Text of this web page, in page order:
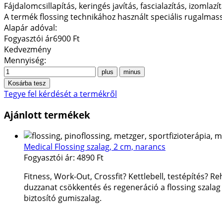
Fájdalomcsillapítás, keringés javítás, fascialazítás,
A termék flossing technikához használt speciális
Alapár adóval:
Fogyasztói ár6900 Ft
Kedvezmény
Mennyiség:
Tegye fel kérdését a termékről
Ajánlott termékek
Medical Flossing szalag, 2 cm, narancs
Fogyasztói ár: 4890 Ft
Fitness, Work-Out, Crossfit? Kettlebell, testépítés?
duzzanat csökkentés és regeneráció a flossing
biztosító gumiszalag.